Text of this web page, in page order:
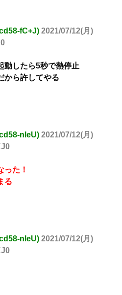
fC+J) 2021/07/12(月)
動したら5秒で熱停止
から許してやる
nleU) 2021/07/12(月)
った！
る
nleU) 2021/07/12(月)